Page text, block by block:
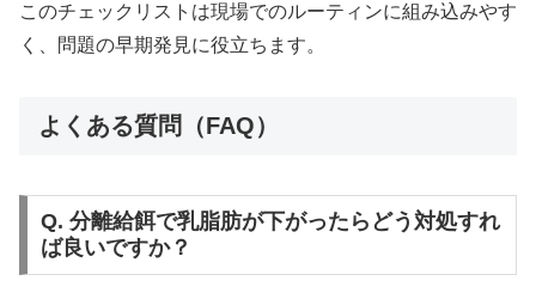
このチェックリストは現場でのルーティンに組み込みやす
く、問題の早期発見に役立ちます。
よくある質問（FAQ）
Q. 分離給餌で乳脂肪が下がったらどう対処すれ
ば良いですか？